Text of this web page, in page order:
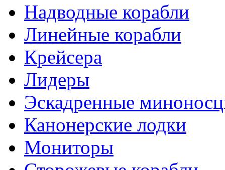
Надводные корабли
Линейные корабли
Крейсера
Лидеры
Эскадренные
Канонерские лодки
Мониторы